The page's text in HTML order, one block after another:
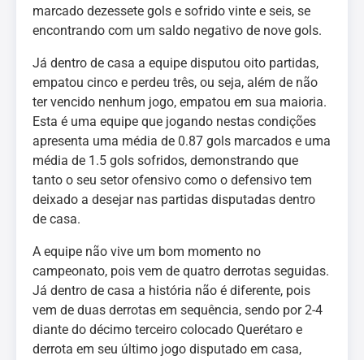
marcado dezessete gols e sofrido vinte e seis, se
encontrando com um saldo negativo de nove gols.
Já dentro de casa a equipe disputou oito partidas,
empatou cinco e perdeu três, ou seja, além de não
ter vencido nenhum jogo, empatou em sua maioria.
Esta é uma equipe que jogando nestas condições
apresenta uma média de 0.87 gols marcados e uma
média de 1.5 gols sofridos, demonstrando que
tanto o seu setor ofensivo como o defensivo tem
deixado a desejar nas partidas disputadas dentro
de casa.
A equipe não vive um bom momento no
campeonato, pois vem de quatro derrotas seguidas.
Já dentro de casa a história não é diferente, pois
vem de duas derrotas em sequência, sendo por 2-4
diante do décimo terceiro colocado Querétaro e
derrota em seu último jogo disputado em casa,